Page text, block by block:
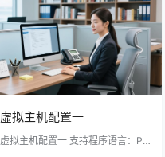
虚拟主机配置一
虚拟主机配置一 支持程序语言：PH